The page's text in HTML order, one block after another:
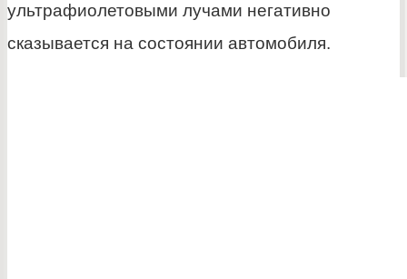
ультрафиолетовыми лучами негативно
сказывается на состоянии автомобиля.